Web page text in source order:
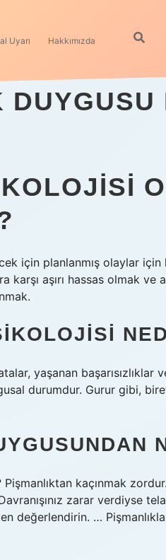
Uyarı Hakkımızda
DUYGUSU
için planlanmış olaylar
karşı aşırı hassas olmak
yaşanan başarısızlıklar
durumdur. Gurur gibi,
Pişmanlıktan kaçınmak
zarar verdiyse
değerlendirin. …